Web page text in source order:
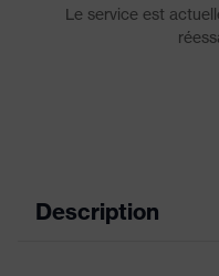
Description